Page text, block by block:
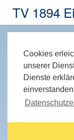
TV 1894
Cookies
unserer
Dienste